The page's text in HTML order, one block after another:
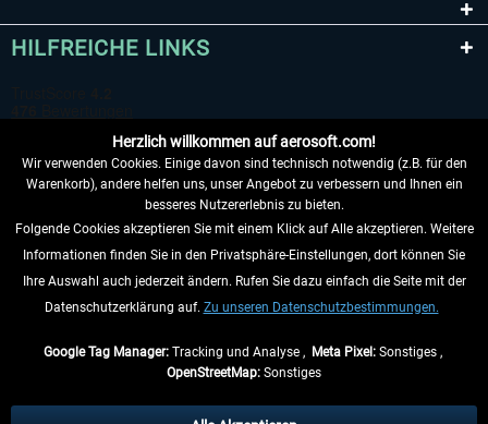
HILFREICHE LINKS
VERTRAG WIDERRUFEN
INFORMATIONEN
Herzlich willkommen auf aerosoft.com!
Wir verwenden Cookies. Einige davon sind technisch notwendig (z.B. für den
Warenkorb), andere helfen uns, unser Angebot zu verbessern und Ihnen ein
besseres Nutzererlebnis zu bieten.
Folgende Cookies akzeptieren Sie mit einem Klick auf Alle akzeptieren. Weitere
Informationen finden Sie in den Privatsphäre-Einstellungen, dort können Sie
Ihre Auswahl auch jederzeit ändern. Rufen Sie dazu einfach die Seite mit der
Datenschutzerklärung auf. Zu unseren Datenschutzbestimmungen.
Google Tag Manager:Tracking und Analyse , Meta Pixel:Sonstiges ,
OpenStreetMap: Sonstiges